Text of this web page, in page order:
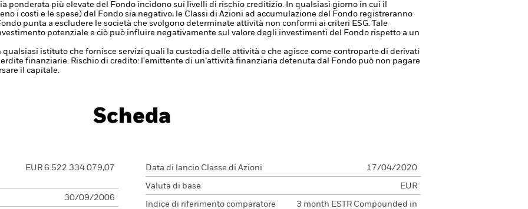
ponderata più elevate del Fondo incidono sui livelli di rischio creditizio. In qualsiasi giorno in cui il
i costi e le spese) del Fondo sia negativo, le Classi di Azioni ad accumulazione del Fondo registreranno
punta a escludere le società che svolgono determinate attività non conformi ai criteri ESG. Tale
potenziale e ciò può influire negativamente sul valore degli investimenti del Fondo rispetto a un
qualsiasi istituto che fornisce servizi quali la custodia delle attività o che agisce come controparte di derivati
finanziarie. Rischio di credito: l'emittente di un’attività finanziaria detenuta dal Fondo può non pagare
il capitale.
Scheda
EUR 6.522.334.079,07
30/09/2006
Data di lancio Classe di Azioni 17/04/2020
Valuta di base EUR
Indice di riferimento comparatore
3 month ESTR Compounded in